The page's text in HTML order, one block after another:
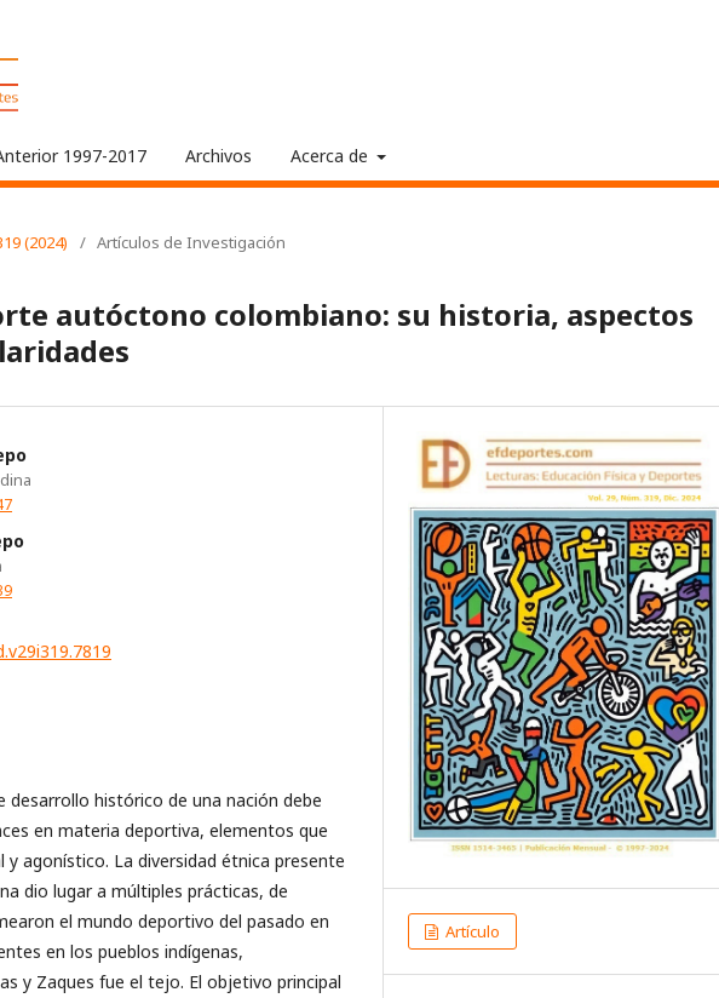
1997-2017 Archivos Acerca de
(2024) / Artículos de Investigación
autóctono colombiano: su historia, aspectos
desarrollo histórico de una nación debe
en materia deportiva, elementos que
agonístico. La diversidad étnica presente
dio lugar a múltiples prácticas, de
el mundo deportivo del pasado en
en los pueblos indígenas,
y Zaques fue el tejo. El objetivo principal
Artículo